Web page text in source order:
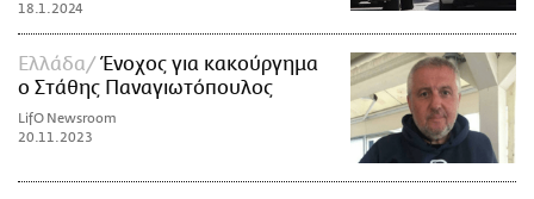
18.1.2024
Ελλάδα
Ένοχος για κακούργημα
ο Στάθης Παναγιωτόπουλος
LifO Newsroom
20.11.2023